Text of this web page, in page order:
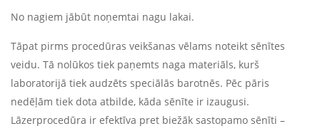
No nagiem jābūt noņemtai nagu lakai.
Tāpat pirms procedūras veikšanas vēlams noteikt sēnītes
veidu. Tā nolūkos tiek paņemts naga materiāls, kurš
laboratorijā tiek audzēts speciālās barotnēs. Pēc pāris
nedēļām tiek dota atbilde, kāda sēnīte ir izaugusi.
Lāzerprocedūra ir efektīva pret biežāk sastopamo sēnīti –